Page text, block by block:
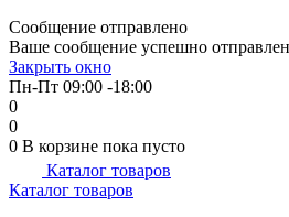
Сообщение отправлено
Ваше сообщение успешно
Закрыть окно
Пн-Пт 09:00 -18:00
0
0
0 В корзине пока пусто
Каталог товаров
Каталог товаров